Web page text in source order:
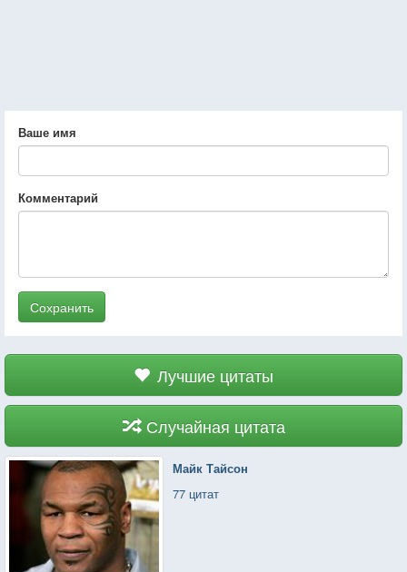
Ваше имя
Комментарий
Сохранить
Лучшие цитаты
Случайная цитата
Майк Тайсон
77 цитат